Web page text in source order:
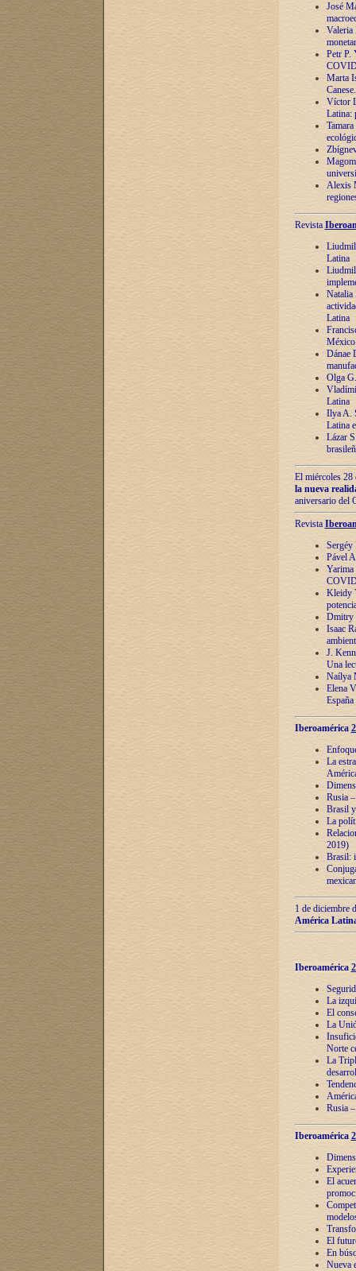
José
Valeria
Petr P.
Marta
Víctor
Latina:
Alexis
Revista
Latina
Natalia
Latina
México
Dánae
Olga
Latina
Ilya A.
Latina
Lázar
El miércoles 28
la nueva
aniversario del
Revista
Sergéy
Pável
Yarima
Kleidy
Dmitry
Isaac
J.
Una
Naílya
Elena
España
Iberoamérica
La
Rusia
Brasil
La
2019)
Brasil:
1 de diciembre
América
Iberoamérica
La
El
La
Norte
La
Rusia
Iberoamérica
El
El
En
Nueva